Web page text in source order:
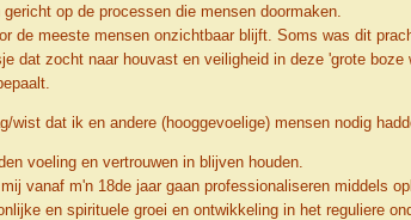
op de processen die mensen doormaken.
de meeste mensen onzichtbaar blijft. Soms was dit
zocht naar houvast en veiligheid in deze 'grote boze
dat ik en andere (hooggevoelige) mensen nodig
voeling en vertrouwen in blijven houden.
vanaf m'n 18de jaar gaan professionaliseren middels
en spirituele groei en ontwikkeling in het reguliere